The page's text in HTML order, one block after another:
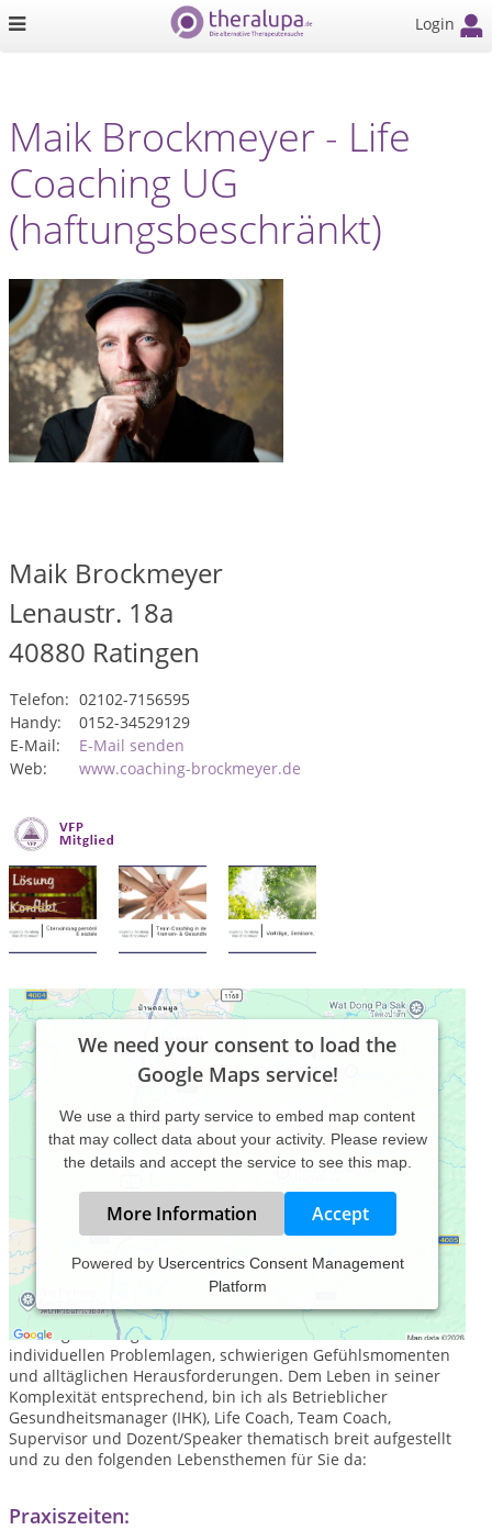
Login
Maik Brockmeyer - Life
Coaching UG
(haftungsbeschränkt)
Maik Brockmeyer
Lenaustr. 18a
40880 Ratingen
Telefon: 02102-7156595
Handy:
0152-34529129
E-Mail:
E-Mail senden
Web:
www.coaching-brockmeyer.de
We need your consent to load the
Google Maps service!
We use a third party service to embed map content
that may collect data about your activity. Please review
the details and accept the service to see this map.
More Information Accept
Powered by Usercentrics Consent Management
Platform
Menschen suchen von Zeit zu Zeit und aktuell professionelle
Hilfe in bewegten und unruhigen Zeiten innerhalb ihrer
Lebensgestaltung. Ich unterstütze Sie und helfe Ihnen bei
individuellen Problemlagen, schwierigen Gefühlsmomenten
und alltäglichen Herausforderungen. Dem Leben in seiner
Komplexität entsprechend, bin ich als Betrieblicher
Gesundheitsmanager (IHK), Life Coach, Team Coach,
Supervisor und Dozent/Speaker thematisch breit aufgestellt
und zu den folgenden Lebensthemen für Sie da:
Praxiszeiten: